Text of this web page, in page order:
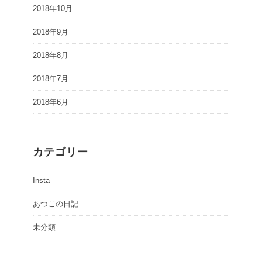
2018年10月
2018年9月
2018年8月
2018年7月
2018年6月
カテゴリー
Insta
あつこの日記
未分類